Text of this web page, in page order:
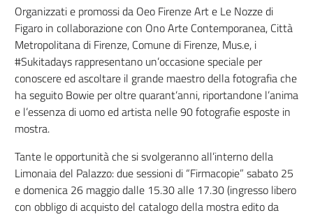
Organizzati e promossi da Oeo Firenze Art e Le Nozze di
Figaro in collaborazione con Ono Arte Contemporanea, Città
Metropolitana di Firenze, Comune di Firenze, Mus.e, i
#Sukitadays rappresentano un’occasione speciale per
conoscere ed ascoltare il grande maestro della fotografia che
ha seguito Bowie per oltre quarant’anni, riportandone l’anima
e l’essenza di uomo ed artista nelle 90 fotografie esposte in
mostra.
Tante le opportunità che si svolgeranno all’interno della
Limonaia del Palazzo: due sessioni di “Firmacopie” sabato 25
e domenica 26 maggio dalle 15.30 alle 17.30 (ingresso libero
con obbligo di acquisto del catalogo della mostra edito da